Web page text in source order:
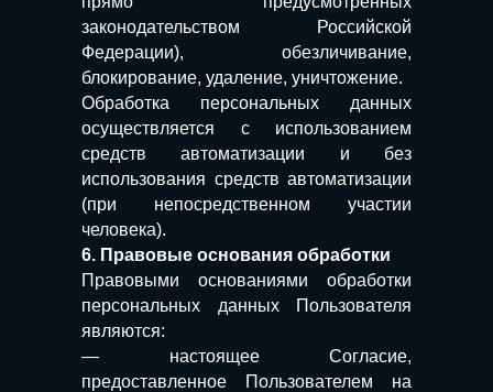
законодательством Российской
Федерации), обезличивание,
блокирование, удаление, уничтожение.
Обработка персональных данных
осуществляется с использованием
средств автоматизации и без
использования средств автоматизации
(при непосредственном участии
человека).
6. Правовые основания обработки
Правовыми основаниями обработки
персональных данных Пользователя
являются:
— настоящее Согласие,
предоставленное Пользователем на